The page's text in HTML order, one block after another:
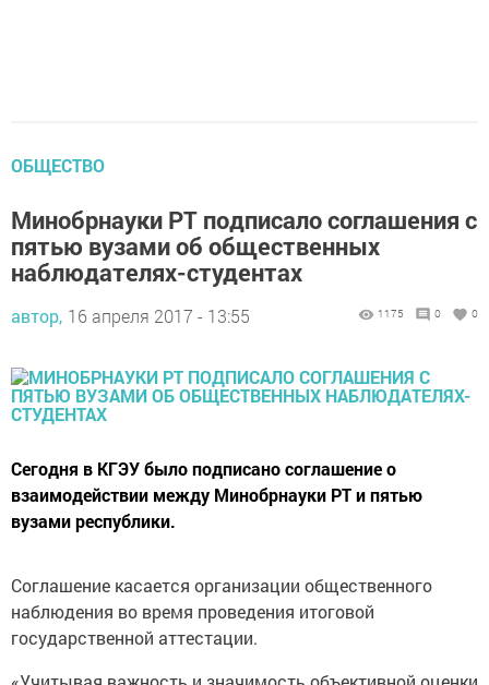
ОБЩЕСТВО
Минобрнауки РТ подписало соглашения с
пятью вузами об общественных
наблюдателях-студентах
автор, 16 апреля 2017 - 13:55 1175 0 0
Сегодня в КГЭУ было подписано соглашение о
взаимодействии между Минобрнауки РТ и пятью
вузами республики.
Соглашение касается организации общественного
наблюдения во время проведения итоговой
государственной аттестации.